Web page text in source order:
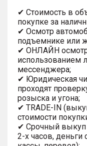
✔ Стоимость в
покупке за
✔ Осмотр
подъемнике или
✔ ОНЛАЙН
использованием
мессенджера;
✔ Юридическая
проходят
розыска и угона;
✔ TRADE-IN
стоимости
✔ Срочный выкуп
2-х часов, деньги